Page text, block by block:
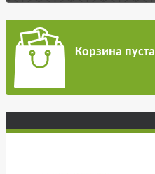
Корзина пуста